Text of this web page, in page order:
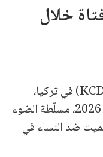
وفتاة خلال
أصدرت منصة سنوقف قتل النساء (KCDP) في تركيا،
تقريرها الشهري عن شهر نيسان/أبريل 2026، مسلّطة الضوء
ضد النساء في